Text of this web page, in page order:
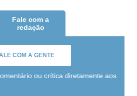
Fale com a
redação
COM A GENTE
ou crítica diretamente aos